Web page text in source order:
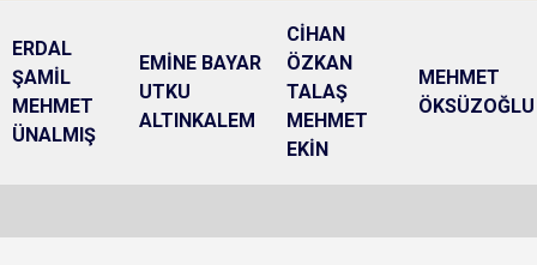
ERDAL
ŞAMİL
MEHMET
ÜNALMIŞ
EMİNE BAYAR
UTKU
ALTINKALEM
CİHAN
ÖZKAN
TALAŞ
MEHMET
EKİN
MEHMET
ÖKSÜZOĞLU